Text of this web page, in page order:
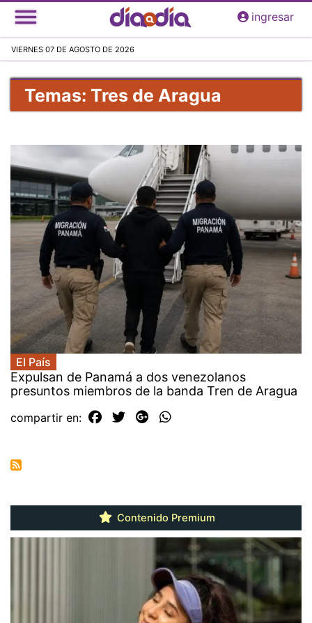
Pasar
al
principal
ingresar
VIERNES 07 DE AGOSTO DE 2026
Temas: Tres de Aragua
El País
Expulsan de Panamá a dos venezolanos
presuntos miembros de la banda Tren de Aragua
compartir en:
Contenido Premium